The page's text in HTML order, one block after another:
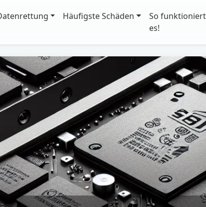
Häufigste Schäden
So funktioniert
es!